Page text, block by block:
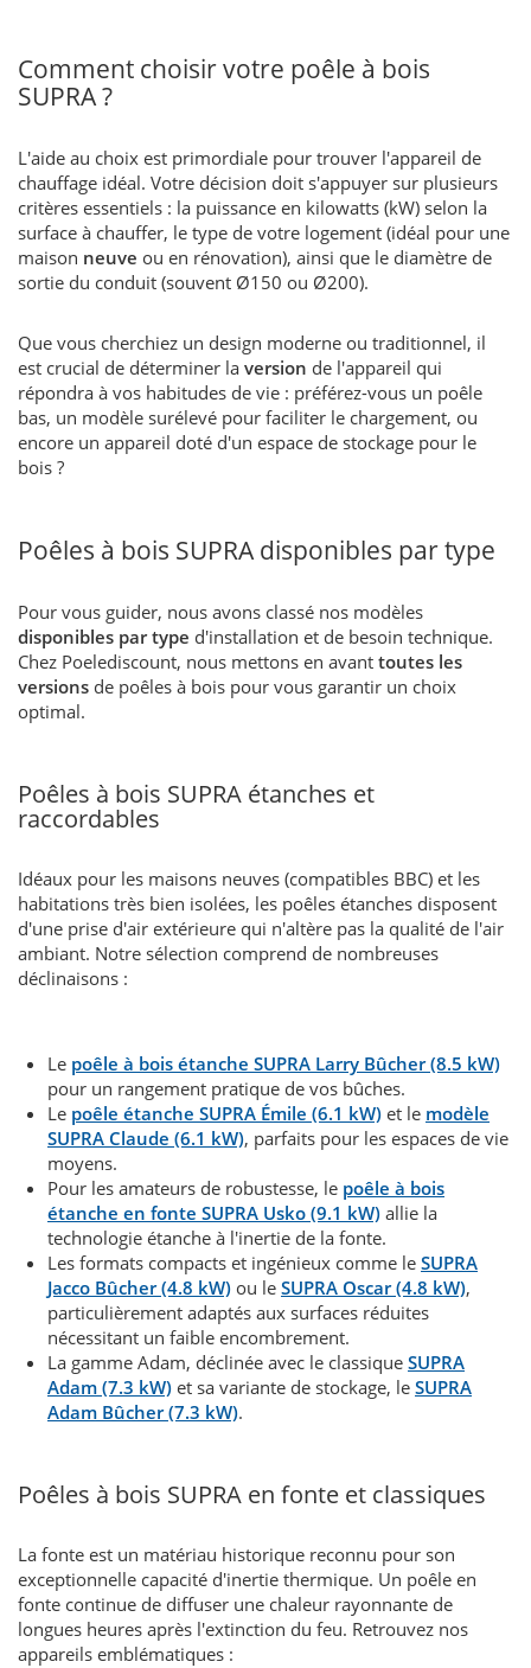
Comment choisir votre poêle à bois
SUPRA ?
L'aide au choix est primordiale pour trouver l'appareil de
chauffage idéal. Votre décision doit s'appuyer sur plusieurs
critères essentiels : la puissance en kilowatts (kW) selon la
surface à chauffer, le type de votre logement (idéal pour une
maison neuve ou en rénovation), ainsi que le diamètre de
sortie du conduit (souvent Ø150 ou Ø200).
Que vous cherchiez un design moderne ou traditionnel, il
est crucial de déterminer la version de l'appareil qui
répondra à vos habitudes de vie : préférez-vous un poêle
bas, un modèle surélevé pour faciliter le chargement, ou
encore un appareil doté d'un espace de stockage pour le
bois ?
Poêles à bois SUPRA disponibles par type
Pour vous guider, nous avons classé nos modèles
disponibles par type d'installation et de besoin technique.
Chez Poelediscount, nous mettons en avant toutes les
versions de poêles à bois pour vous garantir un choix
optimal.
Poêles à bois SUPRA étanches et
raccordables
Idéaux pour les maisons neuves (compatibles BBC) et les
habitations très bien isolées, les poêles étanches disposent
d'une prise d'air extérieure qui n'altère pas la qualité de l'air
ambiant. Notre sélection comprend de nombreuses
déclinaisons :
Le poêle à bois étanche SUPRA Larry Bûcher (8.5 kW)
pour un rangement pratique de vos bûches.
Le poêle étanche SUPRA Émile (6.1 kW) et le modèle
SUPRA Claude (6.1 kW), parfaits pour les espaces de vie
moyens.
Pour les amateurs de robustesse, le poêle à bois
étanche en fonte SUPRA Usko (9.1 kW) allie la
technologie étanche à l'inertie de la fonte.
Les formats compacts et ingénieux comme le SUPRA
Jacco Bûcher (4.8 kW) ou le SUPRA Oscar (4.8 kW),
particulièrement adaptés aux surfaces réduites
nécessitant un faible encombrement.
La gamme Adam, déclinée avec le classique SUPRA
Adam (7.3 kW) et sa variante de stockage, le SUPRA
Adam Bûcher (7.3 kW).
Poêles à bois SUPRA en fonte et classiques
La fonte est un matériau historique reconnu pour son
exceptionnelle capacité d'inertie thermique. Un poêle en
fonte continue de diffuser une chaleur rayonnante de
longues heures après l'extinction du feu. Retrouvez nos
appareils emblématiques :